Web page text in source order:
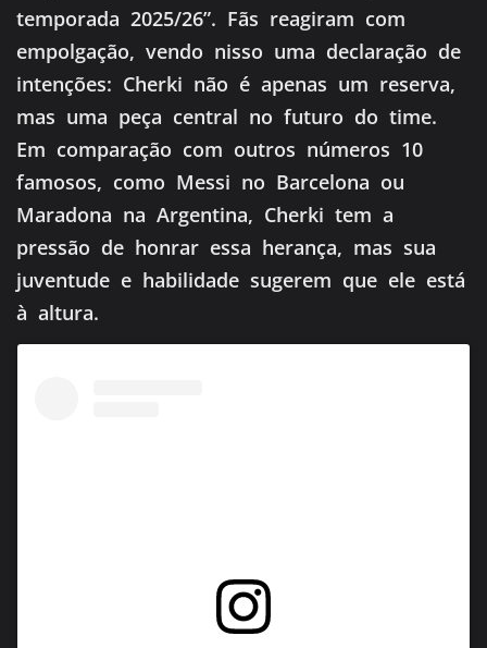
temporada 2025/26”. Fãs reagiram com
empolgação, vendo nisso uma declaração de
intenções: Cherki não é apenas um reserva,
mas uma peça central no futuro do time.
Em comparação com outros números 10
famosos, como Messi no Barcelona ou
Maradona na Argentina, Cherki tem a
pressão de honrar essa herança, mas sua
juventude e habilidade sugerem que ele está
à altura.